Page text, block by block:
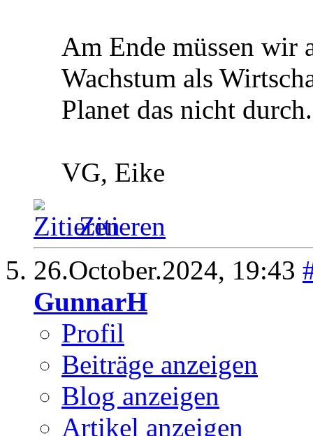
Am Ende müssen wir
Wachstum als
Planet das nicht durch.
VG, Eike
Zitieren
26.October.2024, 19:43
GunnarH
Profil
Beiträge anzeigen
Blog anzeigen
Artikel anzeigen